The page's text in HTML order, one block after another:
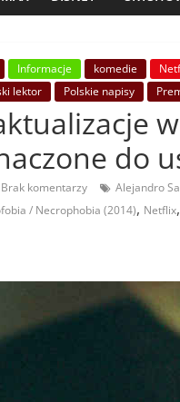
Informacje komedie
lektor Polskie napisy
do
Brak komentarzy Alejandro
/ Necrophobia (2014), Netflix,